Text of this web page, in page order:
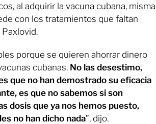
al adquirir la vacuna cubana, misma
con los tratamientos que faltan
porque se quieren ahorrar dinero
cubanas. No las desestimo,
que no han demostrado su eficacia
es que no sabemos si son
dosis que ya nos hemos puesto,
no han dicho nada”, dijo.